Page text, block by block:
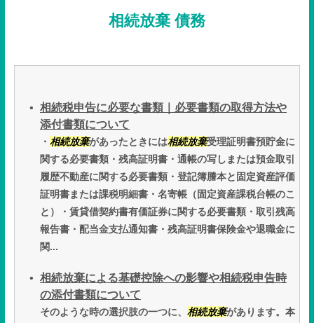
相続放棄 債務
相続税申告に必要な書類｜必要書類の取得方法や
添付書類について
・ 相続放棄があったときには相続放棄受理証明書預貯金に
関する必要書類・残高証明書・通帳の写しまたは預金取引
履歴不動産に関する必要書類・登記簿謄本と固定資産評価
証明書または課税明細書・名寄帳（固定資産課税台帳のこ
と）・賃貸借契約書有価証券に関する必要書類・取引残高
報告書・配当金支払通知書・残高証明書保険金や退職金に
関...
相続放棄による基礎控除への影響や相続税申告時
の添付書類について
そのような時の選択肢の一つに、 相続放棄があります。本